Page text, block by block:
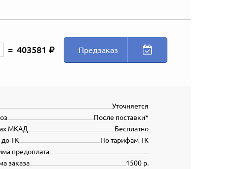
403581 Предзаказ
Уточняется
После поставки*
Бесплатно
МКАД
По тарифам ТК
до ТК
предоплата
1500 р.
заказа